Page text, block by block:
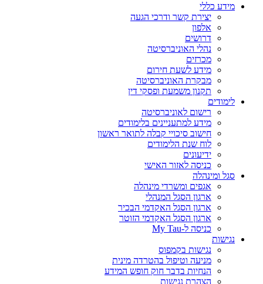
מידע כללי
יצירת קשר ודרכי הגעה
אלפון
דרושים
נהלי האוניברסיטה
מכרזים
מידע לשעת חירום
מבקרת האוניברסיטה
תקנון משמעת ופסקי דין
לימודים
רישום לאוניברסיטה
מידע למתעניינים בלימודים
חישוב סיכויי קבלה לתואר ראשון
לוח שנת הלימודים
ידיעונים
כניסה לאזור האישי
סגל ומינהלה
אגפים ומשרדי מינהלה
ארגון הסגל המנהלי
ארגון הסגל האקדמי הבכיר
ארגון הסגל האקדמי הזוטר
כניסה ל-My Tau
נגישות
נגישות בקמפוס
מניעה וטיפול בהטרדה מינית
הנחיות בדבר חוק חופש המידע
הצהרת נגישות